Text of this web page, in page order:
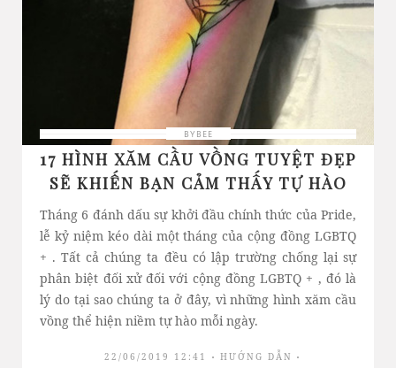
BYBEE
17 HÌNH XĂM CẦU VỒNG TUYỆT ĐẸP
SẼ KHIẾN BẠN CẢM THẤY TỰ HÀO
Tháng 6 đánh dấu sự khởi đầu chính thức của Pride,
lễ kỷ niệm kéo dài một tháng của cộng đồng LGBTQ
+ . Tất cả chúng ta đều có lập trường chống lại sự
phân biệt đối xử đối với cộng đồng LGBTQ + , đó là
lý do tại sao chúng ta ở đây, vì những hình xăm cầu
vồng thể hiện niềm tự hào mỗi ngày.
22/06/2019 12:41 HƯỚNG DẪN